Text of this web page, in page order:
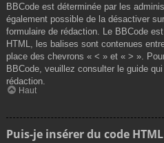
BBCode est déterminée par les
également possible de la désactiver
formulaire de rédaction. Le BBCode
HTML, les balises sont contenues
place des chevrons « < » et « > ».
BBCode, veuillez consulter le guide
rédaction.
Haut
Puis-je insérer du code